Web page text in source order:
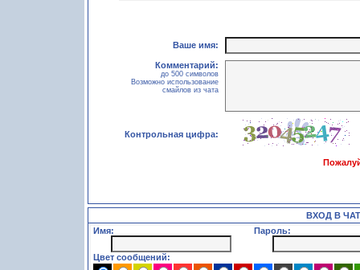
Ваше имя:
Комментарий:
до 500 символов
Возможно использование
смайлов из чата
Контрольная цифра:
ВХОД В ЧАТ
Имя:
Пароль:
Цвет сообщений: